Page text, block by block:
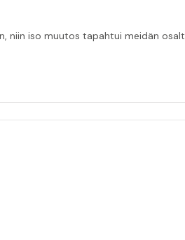
iso muutos tapahtui meidän